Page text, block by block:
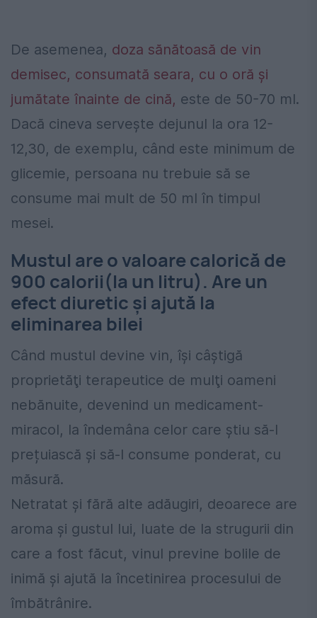
De asemenea, doza sănătoasă de vin
demisec, consumată seara, cu o oră şi
jumătate înainte de cină, este de 50-70 ml.
Dacă cineva serveşte dejunul la ora 12-
12,30, de exemplu, când este minimum de
glicemie, persoana nu trebuie să se
consume mai mult de 50 ml în timpul
mesei.
Mustul are o valoare calorică de
900 calorii(la un litru). Are un
efect diuretic şi ajută la
eliminarea bilei
Când mustul devine vin, îşi câștigă
proprietăţi terapeutice de mulţi oameni
nebănuite, devenind un medicament-
miracol, la îndemâna celor care ştiu să-l
prețuiască şi să-l consume ponderat, cu
măsură.
Netratat şi fără alte adăugiri, deoarece are
aroma şi gustul lui, luate de la strugurii din
care a fost făcut, vinul previne bolile de
inimă şi ajută la încetinirea procesului de
îmbătrânire.